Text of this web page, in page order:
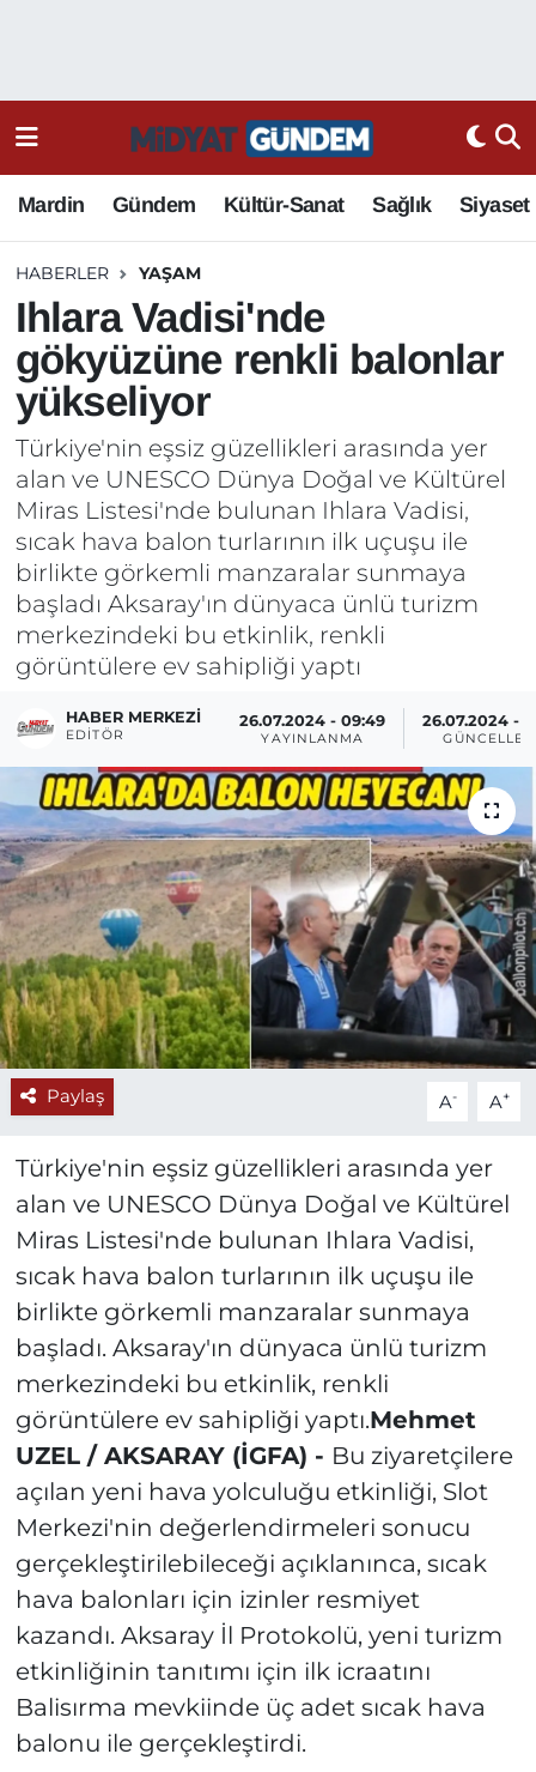
Mardin Gündem Kültür-Sanat Sağlık Siyaset
HABERLER YAŞAM
Ihlara Vadisi'nde
gökyüzüne renkli balonlar
yükseliyor
Türkiye'nin eşsiz güzellikleri arasında yer
alan ve UNESCO Dünya Doğal ve Kültürel
Miras Listesi'nde bulunan Ihlara Vadisi,
sıcak hava balon turlarının ilk uçuşu ile
birlikte görkemli manzaralar sunmaya
başladı Aksaray'ın dünyaca ünlü turizm
merkezindeki bu etkinlik, renkli
görüntülere ev sahipliği yaptı
HABER MERKEZI
EDITÖR
26.07.2024 - 09:49
YAYINLANMA
26.07.2024 -
Paylaş A- A+
Türkiye'nin eşsiz güzellikleri arasında yer
alan ve UNESCO Dünya Doğal ve Kültürel
Miras Listesi'nde bulunan Ihlara Vadisi,
sıcak hava balon turlarının ilk uçuşu ile
birlikte görkemli manzaralar sunmaya
başladı. Aksaray'ın dünyaca ünlü turizm
merkezindeki bu etkinlik, renkli
görüntülere ev sahipliği yaptı.Mehmet
UZEL / AKSARAY (İGFA) - Bu ziyaretçilere
açılan yeni hava yolculuğu etkinliği, Slot
Merkezi'nin değerlendirmeleri sonucu
gerçekleştirilebileceği açıklanınca, sıcak
hava balonları için izinler resmiyet
kazandı. Aksaray İl Protokolü, yeni turizm
etkinliğinin tanıtımı için ilk icraatını
Balisırma mevkiinde üç adet sıcak hava
balonu ile gerçekleştirdi.